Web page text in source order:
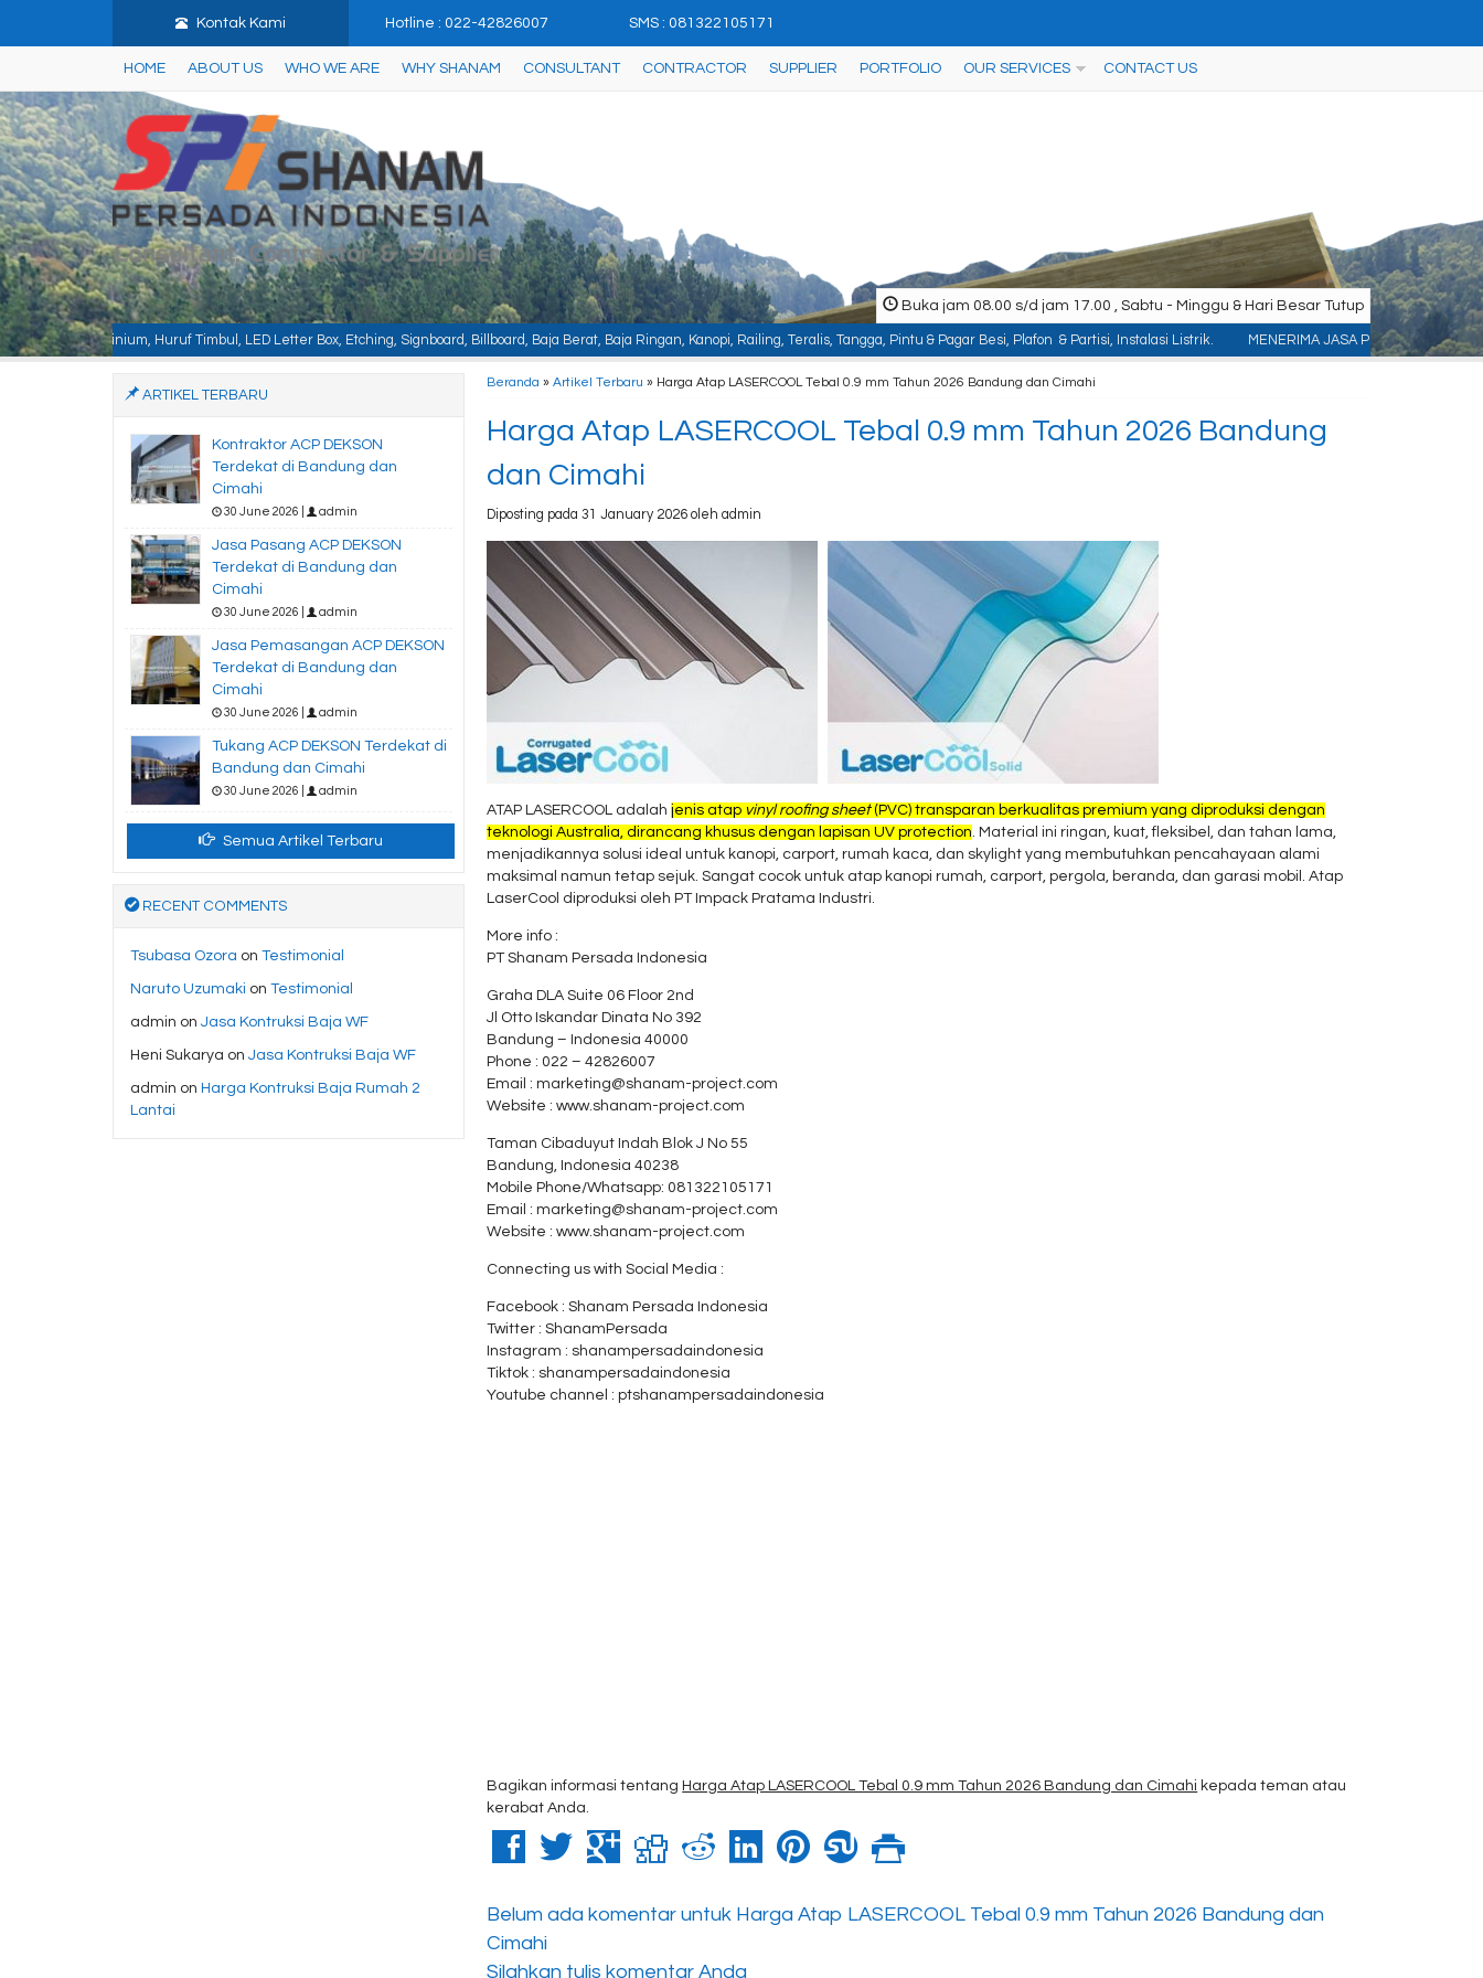
Kontak Kami Hotline : 022-42826007 SMS : 081322105171
HOME ABOUT US WHO WE ARE WHY SHANAM CONSULTANT CONTRACTOR SUPPLIER PORTFOLIO OUR SERVICES CONTACT US
Buka jam 08.00 s/d jam 17.00 , Sabtu - Minggu & Hari Besar Tutup
Huruf Timbul, LED Letter Box, Etching, Signboard, Billboard, Baja Berat, Baja Ringan, Kanopi, Railing, Teralis, Tangga, Pintu & Pagar Besi, Plafon & Partisi, Instalasi Listrik. MENERIMA JASA PEMASANGAN
Beranda »Artikel Terbaru » Harga Atap LASERCOOL Tebal 0.9 mm Tahun 2026 Bandung dan Cimahi
Harga Atap LASERCOOL Tebal 0.9 mm Tahun 2026 Bandung
dan Cimahi
Diposting pada 31 January 2026 oleh admin
ATAP LASERCOOL adalahjenis atap vinyl roofing sheet(PVC) transparan berkualitas premium yang diproduksi dengan
teknologi Australia, dirancang khusus dengan lapisan UV protection. Material ini ringan, kuat, fleksibel, dan tahan lama,
menjadikannya solusi ideal untuk kanopi, carport, rumah kaca, dan skylight yang membutuhkan pencahayaan alami
maksimal namun tetap sejuk. Sangat cocok untuk atap kanopi rumah, carport, pergola, beranda, dan garasi mobil. Atap
LaserCool diproduksi olehPT Impack Pratama Industri.
More info :
PT Shanam Persada Indonesia
Graha DLA Suite 06 Floor 2nd
Jl Otto Iskandar Dinata No 392
Bandung – Indonesia 40000
Phone : 022 – 42826007
Email : marketing@shanam-project.com
Website : www.shanam-project.com
Taman Cibaduyut Indah Blok J No 55
Bandung, Indonesia 40238
Mobile Phone/Whatsapp: 081322105171
Email : marketing@shanam-project.com
Website : www.shanam-project.com
Connecting us with Social Media :
Facebook : Shanam Persada Indonesia
Twitter : ShanamPersada
Instagram : shanampersadaindonesia
Tiktok : shanampersadaindonesia
Youtube channel : ptshanampersadaindonesia
Bagikan informasi tentangHarga Atap LASERCOOL Tebal 0.9 mm Tahun 2026 Bandung dan Cimahi kepada teman atau
kerabat Anda.
Belum ada komentar untuk Harga Atap LASERCOOL Tebal 0.9 mm Tahun 2026 Bandung dan
Cimahi
Silahkan tulis komentar Anda
ARTIKEL TERBARU
Kontraktor ACP DEKSON
Terdekat di Bandung dan
Cimahi
30 June 2026 | admin
Jasa Pasang ACP DEKSON
Terdekat di Bandung dan
Cimahi
30 June 2026 | admin
Jasa Pemasangan ACP DEKSON
Terdekat di Bandung dan
Cimahi
30 June 2026 | admin
Tukang ACP DEKSON Terdekat di
Bandung dan Cimahi
30 June 2026 | admin
Semua Artikel Terbaru
RECENT COMMENTS
Tsubasa Ozora on Testimonial
Naruto Uzumaki on Testimonial
admin on Jasa Kontruksi Baja WF
Heni Sukarya on Jasa Kontruksi Baja WF
admin on Harga Kontruksi Baja Rumah 2
Lantai